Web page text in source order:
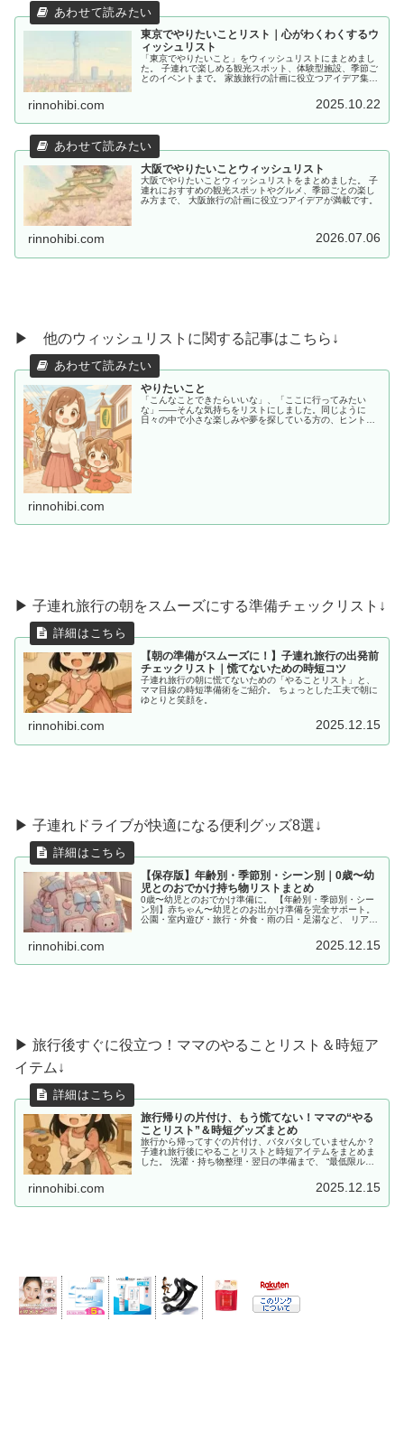
東京でやりたいことリスト｜心がわくわくするウ
ィッシュリスト
「東京でやりたいこと」をウィッシュリストにまとめまし
た。 子連れで楽しめる観光スポット、体験型施設、季節ご
とのイベントまで。 家族旅行の計画に役立つアイデア集で
rinnohibi.com 2025.10.22
大阪でやりたいことウィッシュリスト
大阪でやりたいことウィッシュリストをまとめました。 子
連れにおすすめの観光スポットやグルメ、季節ごとの楽し
み方まで、 大阪旅行の計画に役立つアイデアが満載です。
rinnohibi.com 2026.07.06
▶ 他のウィッシュリストに関する記事はこちら↓
やりたいこと
「こんなことできたらいいな」、「ここに行ってみたい
な」——そんな気持ちをリストにしました。同じように
日々の中で小さな楽しみや夢を探している方の、ヒントや
rinnohibi.com
▶ 子連れ旅行の朝をスムーズにする準備チェックリスト↓
【朝の準備がスムーズに！】子連れ旅行の出発前
チェックリスト｜慌てないための時短コツ
子連れ旅行の朝に慌てないための「やることリスト」と、
ママ目線の時短準備術をご紹介。 ちょっとした工夫で朝に
ゆとりと笑顔を。
rinnohibi.com 2025.12.15
▶︎ 子連れドライブが快適になる便利グッズ8選↓
【保存版】年齢別・季節別・シーン別｜0歳〜幼
児とのおでかけ持ち物リストまとめ
0歳〜幼児とのおでかけ準備に。 【年齢別・季節別・シー
ン別】赤ちゃん〜幼児とのお出かけ準備を完全サポート。
公園・室内遊び・旅行・外食・雨の日・足湯など、 リアル
rinnohibi.com 2025.12.15
▶ 旅行後すぐに役立つ！ママのやることリスト＆時短ア
イテム↓
旅行帰りの片付け、もう慌てない！ママの“やる
ことリスト”＆時短グッズまとめ
旅行から帰ってすぐの片付け、バタバタしていませんか？
子連れ旅行後にやることリストと時短アイテムをまとめま
した。 洗濯・持ち物整理・翌日の準備まで、 “最低限ルー
rinnohibi.com 2025.12.15